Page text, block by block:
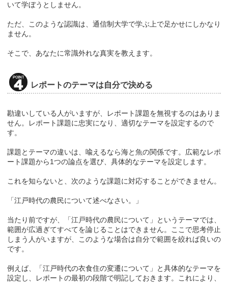
いて学ぼうとしません。
ただ、このような認識は、通信制大学で学ぶ上で足かせにしかなり
ません。
そこで、あなたに常識外れな真実を教えます。
レポートのテーマは自分で決める
勘違いしている人がいますが、レポート課題を無視するのはありま
せん。レポート課題に忠実になり、適切なテーマを設定するので
す。
課題とテーマの違いは、喩えるなら海と魚の関係です。広範なレポ
ート課題から1つの論点を選び、具体的なテーマを設定します。
これを知らないと、次のような課題に対応することができません。
「江戸時代の農民について述べなさい。」
当たり前ですが、「江戸時代の農民について」というテーマでは、
範囲が広過ぎてすべてを論じることはできません。ここで思考停止
しまう人がいますが、このような場合は自分で範囲を絞れば良いの
です。
例えば、「江戸時代の衣食住の変遷について」と具体的なテーマを
設定し、レポートの最初の段階で明記しておきます。これにより、